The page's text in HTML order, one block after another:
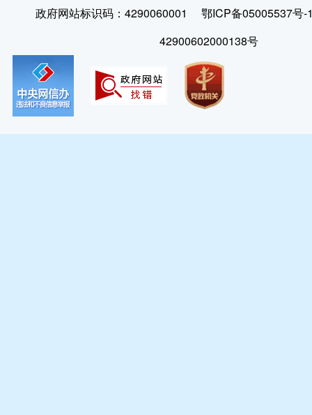
政府网站标识码：4290060001 鄂ICP备05005537
42900602000138号